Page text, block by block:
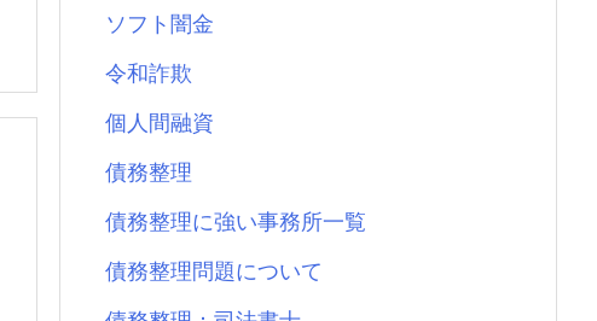
ソフト闇金
令和詐欺
個人間融資
債務整理
債務整理に強い事務所一覧
債務整理問題について